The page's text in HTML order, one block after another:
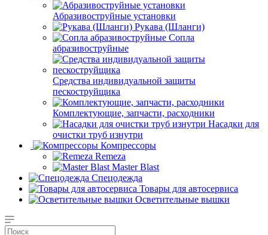
Абразивоструйные установки
Рукава (Шланги)
Сопла
абразивоструйные
Средства индивидуальной защиты
пескоструйщика
Комплектующие, запчасти, расходники
Насадки для
очистки труб изнутри
Компрессоры
Remeza
Master Blast
Спецодежда
Товары для автосервиса
Осветительные вышки